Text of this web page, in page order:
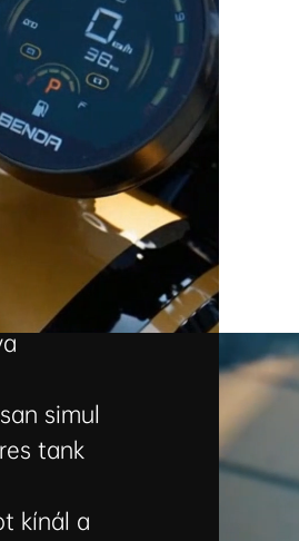
simul
tank
kínál a